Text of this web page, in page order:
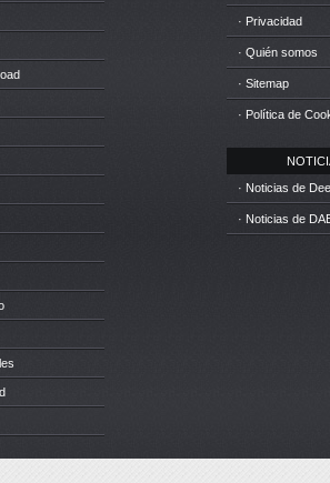
· Privacidad
· Quién somos
· Sitemap
· Política de
· Noticias de
· Noticias de